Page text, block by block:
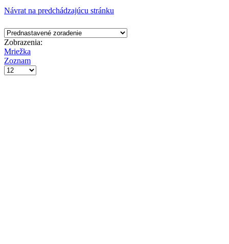
Návrat na predchádzajúcu stránku
Zobrazenia:
Mriežka
Zoznam